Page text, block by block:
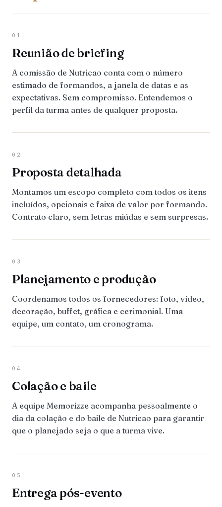
01
Reunião de briefing
A comissão de Nutricao conta com o número
estimado de formandos, a janela de datas e as
expectativas. Sem compromisso. Entendemos o
perfil da turma antes de qualquer proposta.
02
Proposta detalhada
Montamos um escopo completo com todos os itens
incluídos, opcionais e faixa de valor por formando.
Contrato claro, sem letras miúdas e sem surpresas.
03
Planejamento e produção
Coordenamos todos os fornecedores: foto, vídeo,
decoração, buffet, gráfica e cerimonial. Uma
equipe, um contato, um cronograma.
04
Colação e baile
A equipe Memorizze acompanha pessoalmente o
dia da colação e do baile de Nutricao para garantir
que o planejado seja o que a turma vive.
05
Entrega pós-evento